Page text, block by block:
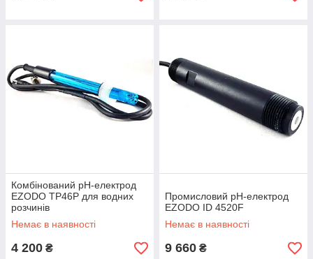
Комбінований рН-електрод
EZODO TP46P для водних
розчинів
Немає в наявності
4 200 ₴
Промисловий pH-електрод
EZODO ID 4520F
Немає в наявності
9 660 ₴